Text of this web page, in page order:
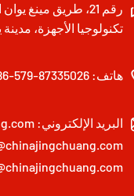
رقم 21، طريق مينغ
تكنولوجيا الأجهزة،
هاتف:579-87335026
البريد الإلكتروني: